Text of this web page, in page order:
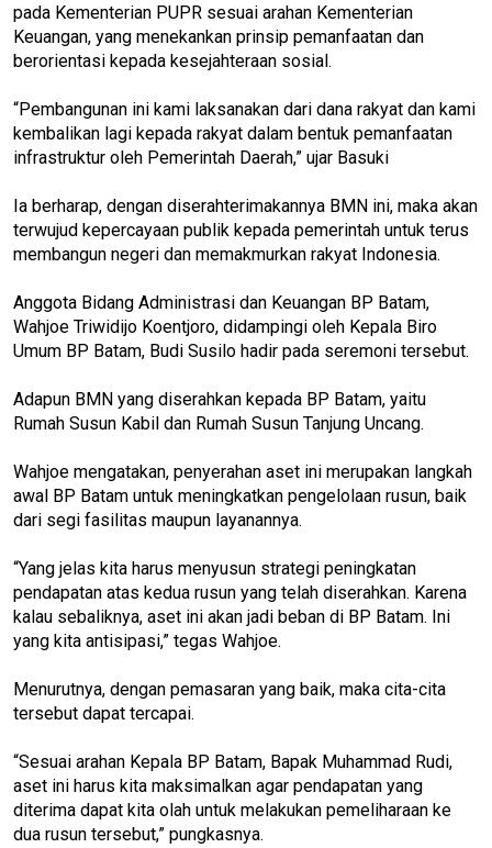
pada Kementerian PUPR sesuai arahan Kementerian
Keuangan, yang menekankan prinsip pemanfaatan dan
berorientasi kepada kesejahteraan sosial.
“Pembangunan ini kami laksanakan dari dana rakyat dan kami
kembalikan lagi kepada rakyat dalam bentuk pemanfaatan
infrastruktur oleh Pemerintah Daerah,” ujar Basuki
Ia berharap, dengan diserahterimakannya BMN ini, maka akan
terwujud kepercayaan publik kepada pemerintah untuk terus
membangun negeri dan memakmurkan rakyat Indonesia.
Anggota Bidang Administrasi dan Keuangan BP Batam,
Wahjoe Triwidijo Koentjoro, didampingi oleh Kepala Biro
Umum BP Batam, Budi Susilo hadir pada seremoni tersebut.
Adapun BMN yang diserahkan kepada BP Batam, yaitu
Rumah Susun Kabil dan Rumah Susun Tanjung Uncang.
Wahjoe mengatakan, penyerahan aset ini merupakan langkah
awal BP Batam untuk meningkatkan pengelolaan rusun, baik
dari segi fasilitas maupun layanannya.
“Yang jelas kita harus menyusun strategi peningkatan
pendapatan atas kedua rusun yang telah diserahkan. Karena
kalau sebaliknya, aset ini akan jadi beban di BP Batam. Ini
yang kita antisipasi,” tegas Wahjoe.
Menurutnya, dengan pemasaran yang baik, maka cita-cita
tersebut dapat tercapai.
“Sesuai arahan Kepala BP Batam, Bapak Muhammad Rudi,
aset ini harus kita maksimalkan agar pendapatan yang
diterima dapat kita olah untuk melakukan pemeliharaan ke
dua rusun tersebut,” pungkasnya.